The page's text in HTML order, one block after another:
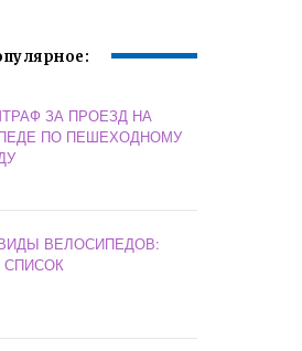
ЗА ПРОЕЗД НА
ПО ПЕШЕХОДНОМУ
ВЕЛОСИПЕДОВ: